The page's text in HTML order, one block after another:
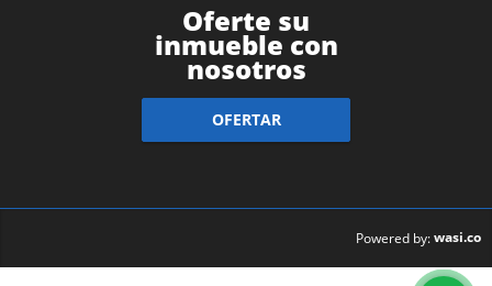
Oferte su
inmueble con
nosotros
OFERTAR
Powered by:wasi.co